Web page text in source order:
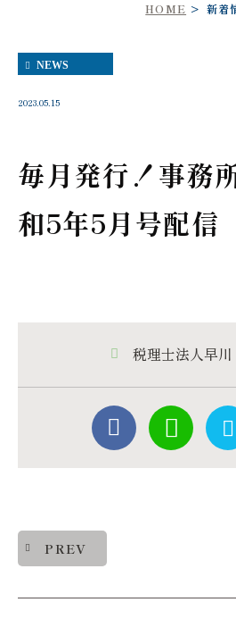
HOME 新着
NEWS
2023.05.15
毎月発行！事
和5年5月号配信
税理士法人早
PREV